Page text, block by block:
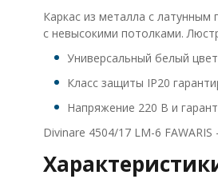
Каркас из металла с
с невысокими потолками.
Универсальный белый
Класс защиты IP20
Напряжение 220 В и
Divinare 4504/17 LM-6